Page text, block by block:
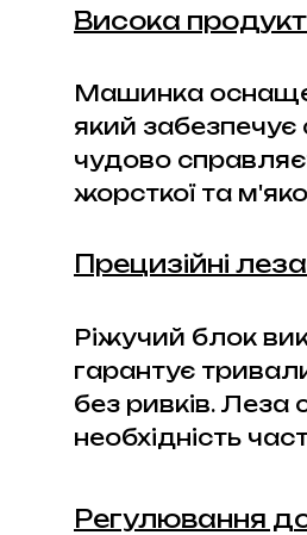
Висока
Машинка
який забезпечує
чудово
жорсткої та
Прецизійні
Ріжучий блок
гарантує
без ривків.
необхідність
Регулювання